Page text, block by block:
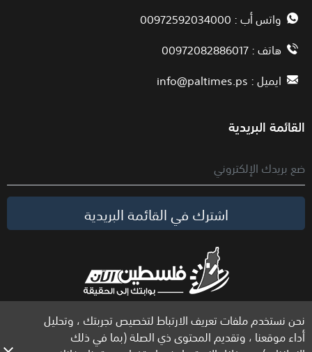
نحن نستخدم ملفات تعريف الارتباط لتخصيص تجربتك ، وتحليل
أداء موقعنا ، وتقديم المحتوى ذي الصلة (بما في ذلك
واتس أب : 00972592034000
هاتف : 00972082886017
ايميل :info@paltimes.ps
القائمة البريدية
اشترك في القائمة البريدية
الحقوق محفوظة لموقع فلسطين الآن © 2026